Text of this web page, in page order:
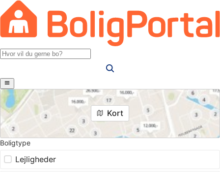
Kort
Boligtype
Lejligheder